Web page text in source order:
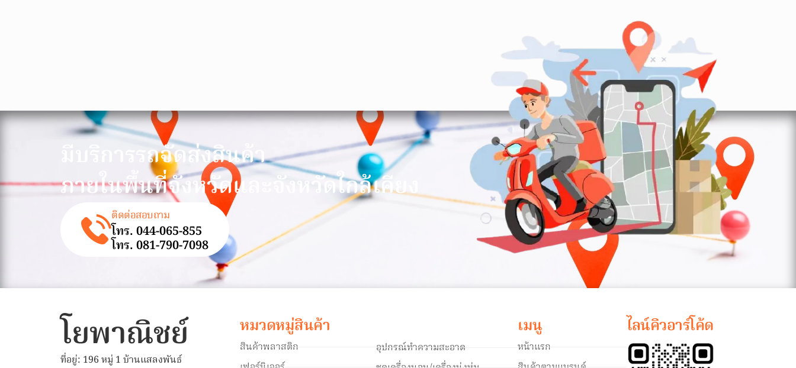
มีบริการรถจัดส่งสินค้า
ภายในพื้นที่จังหวัดและจังหวัดใกล้เคียง
ติดต่อสอบถาม
โทร. 044-065-855
โทร. 081-790-7098
โยพาณิชย์
ที่อยู่: 196 หมู่ 1 บ้านแสลงพันธ์
หมวดหมู่สินค้า
สินค้าพลาสติก
อุปกรณ์ทำความสะอาด
เมนู
หน้าแรก
ไลน์คิวอาร์โค้ด